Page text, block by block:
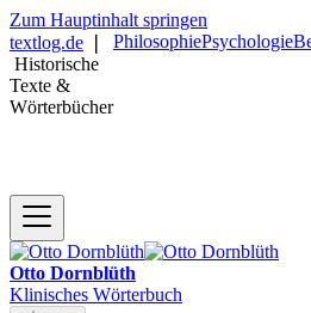
Zum Hauptinhalt springen
textlog.de
Historische
Texte &
Wörterbücher
PhilosophiePsychologie
Otto Dornblüth
Klinisches Wörterbuch